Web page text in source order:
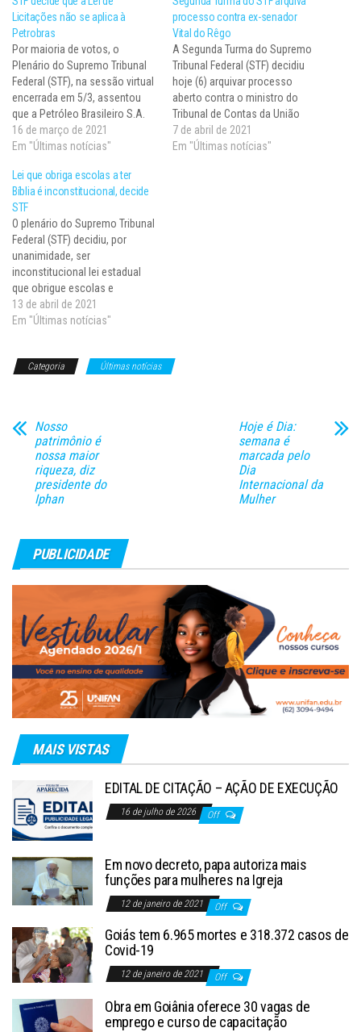
Licitações não se aplica à
Petrobras
Por maioria de votos, o
Plenário do Supremo Tribunal
Federal (STF), na sessão virtual
encerrada em 5/3, assentou
que a Petróleo Brasileiro S.A.
(Petrobras) não está sujeita às
normas para licitações
negar provimento ao Recurso
Extraordinário (RE) 441280, o
colegiado entendeu que a
agilidade que…
16 de março de 2021
Em "Últimas notícias"
processo contra ex-senador
Vital do Rêgo
A Segunda Turma do Supremo
Tribunal Federal (STF) decidiu
hoje (6) arquivar processo
aberto contra o ministro do
Tribunal de Contas da União
(TCU) Vital do Rêgo. De acordo
com o Ministério Público
7 de abril de 2021
Em "Últimas notícias"
Lei que obriga escolas a ter
Bíblia é inconstitucional, decide
STF
O plenário do Supremo Tribunal
Federal (STF) decidiu, por
unanimidade, ser
inconstitucional lei estadual
que obrigue escolas e
bibliotecas a manterem ao
menos um exemplar da Bíblia
de uma lei do Amazonas que
13 de abril de 2021
Em "Últimas notícias"
Categoria Últimas notícias
Nosso
patrimônio é
nossa maior
riqueza, diz
presidente do
Iphan
Hoje é Dia:
semana é
marcada pelo
Dia
Internacional da
Mulher
PUBLICIDADE
MAIS VISTAS
EDITAL DE CITAÇÃO – AÇÃO DE EXECUÇÃO
16 de julho de 2026 Off
Em novo decreto, papa autoriza mais
funções para mulheres na Igreja
12 de janeiro de 2021 Off
Goiás tem 6.965 mortes e 318.372 casos de
Covid-19
12 de janeiro de 2021 Off
Obra em Goiânia oferece 30 vagas de
emprego e curso de capacitação